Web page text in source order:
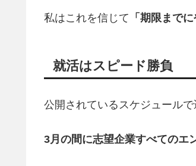
私はこれを信じて 「期限まで
就活はスピード勝負
公開されているスケジュール
3月の間に志望企業すべてのエ